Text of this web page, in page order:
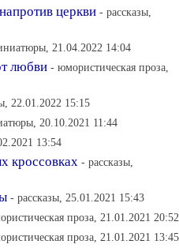
церкви - рассказы,
21.04.2022 14:04
любви - юмористическая проза,
22.01.2022 15:15
20.10.2021 11:44
13:54
кроссовках - рассказы,
- рассказы, 25.01.2021 15:43
проза, 21.01.2021 20:52
проза, 21.01.2021 13:45